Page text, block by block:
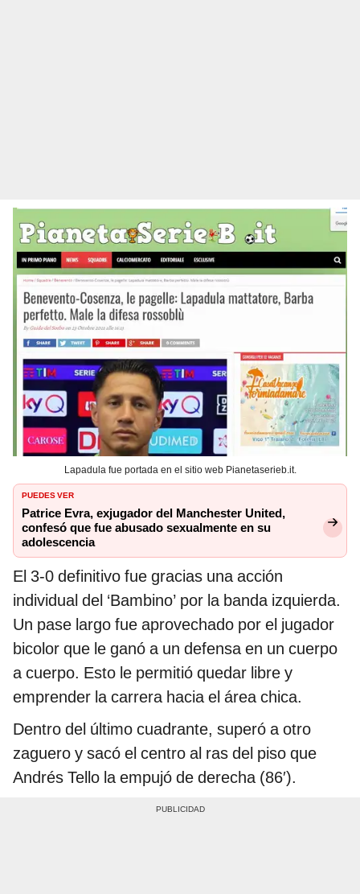
Lapadula fue portada en el sitio web Pianetaserieb.it.
PUEDES VER
Patrice Evra, exjugador del Manchester United,
confesó que fue abusado sexualmente en su
adolescencia
El 3-0 definitivo fue gracias una acción
individual del ‘Bambino’ por la banda izquierda.
Un pase largo fue aprovechado por el jugador
bicolor que le ganó a un defensa en un cuerpo
a cuerpo. Esto le permitió quedar libre y
emprender la carrera hacia el área chica.
Dentro del último cuadrante, superó a otro
zaguero y sacó el centro al ras del piso que
Andrés Tello la empujó de derecha (86′).